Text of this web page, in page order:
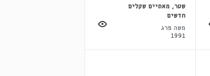
שטר, מאתיים שקלים
חדשים
משה פרג
1991